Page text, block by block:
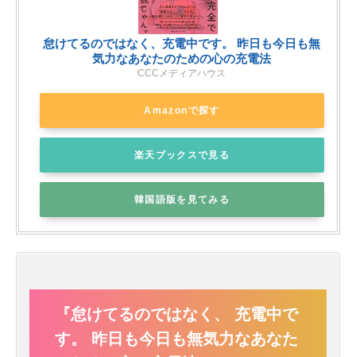
怠けてるのではなく、充電中です。 昨日も今日も無
気力なあなたのための心の充電法
CCCメディアハウス
Amazonで探す
楽天ブックスで見る
韓国語版を見てみる
『怠けてるのではなく、 充電中で
す。 昨日も今日も無気力なあなた